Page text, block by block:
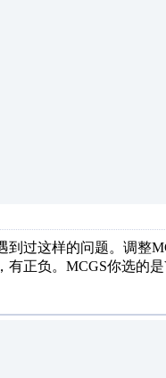
过这样的问题。调整
正负。MCGS你选的